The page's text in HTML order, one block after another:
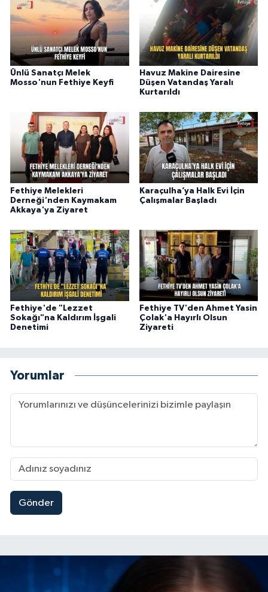
Ünlü Sanatçı Melek
Mosso'nun Fethiye Keyfi
Havuz Makine Dairesine
Düşen Vatandaş Yaralı
Kurtarıldı
Fethiye Melekleri
Derneği'nden Kaymakam
Akkaya'ya Ziyaret
Karaçulha’ya Halk Evi İçin
Çalışmalar Başladı
Fethiye'de "Lezzet
Sokağı"na Kaldırım İşgali
Denetimi
Fethiye TV'den Ahmet Yasin
Çolak'a Hayırlı Olsun
Ziyareti
Yorumlar
Gönder